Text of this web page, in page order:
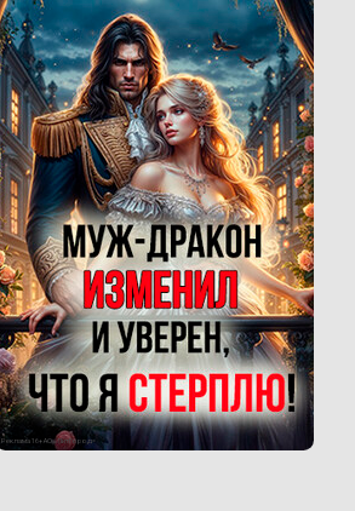
Реклама 16+ АО «ЛитГород»